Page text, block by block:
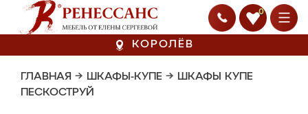
0
КОРОЛЁВ
ГЛАВНАЯ → ШКАФЫ-КУПЕ → ШКАФЫ КУПЕ
ПЕСКОСТРУЙ